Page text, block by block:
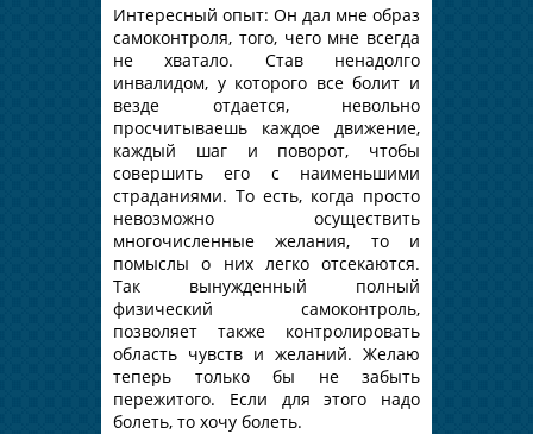
Интересный опыт: Он дал мне образ
самоконтроля, того, чего мне всегда
не хватало. Став ненадолго
инвалидом, у которого все болит и
везде отдается, невольно
просчитываешь каждое движение,
каждый шаг и поворот, чтобы
совершить его с наименьшими
страданиями. То есть, когда просто
невозможно осуществить
многочисленные желания, то и
помыслы о них легко отсекаются.
Так вынужденный полный
физический самоконтроль,
позволяет также контролировать
область чувств и желаний. Желаю
теперь только бы не забыть
пережитого. Если для этого надо
болеть, то хочу болеть.